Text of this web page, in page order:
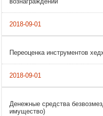
Переоценка инструментов
Денежные средства
имущество)